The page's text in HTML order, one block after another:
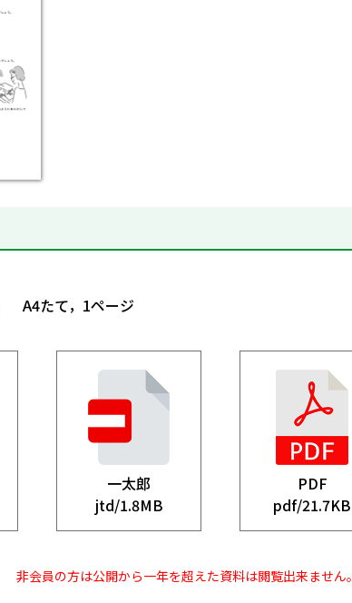
A4たて，1ページ
一太郎
jtd/1.8MB
PDF
pdf/21.7KB
非会員の方は公開から一年を超えた資料は閲覧出来ません。